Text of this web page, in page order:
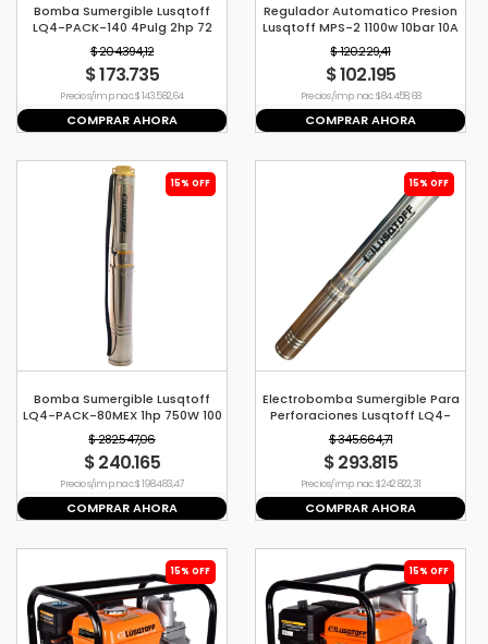
Bomba Sumergible Lusqtoff
LQ4-PACK-140 4Pulg 2hp 72
l/min
$ 204.394,12
$ 173.735
Precio s/imp. nac. $ 143.582,64
COMPRAR AHORA
Regulador Automatico Presion
Lusqtoff MPS-2 1100w 10bar 10A
$ 120.229,41
$ 102.195
Precio s/imp. nac. $ 84.458,68
COMPRAR AHORA
15% OFF
Bomba Sumergible Lusqtoff
LQ4-PACK-80MEX 1hp 750W 100
l/min
$ 282.547,06
$ 240.165
Precio s/imp. nac. $ 198.483,47
COMPRAR AHORA
15% OFF
Electrobomba Sumergible Para
Perforaciones Lusqtoff LQ4-
PACK-100 1100W CSI 107 l/m
$ 345.664,71
$ 293.815
Precio s/imp. nac. $ 242.822,31
COMPRAR AHORA
15% OFF 15% OFF